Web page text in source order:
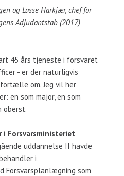
og Lasse Harkjær, chef for
Adjudantstab (2017)
45 års tjeneste i forsvaret
- er der naturligvis
om. Jeg vil her
en som major, en som
oberst.
i Forsvarsministeriet
uddannelse II havde
i
Forsvarsplanlægning som